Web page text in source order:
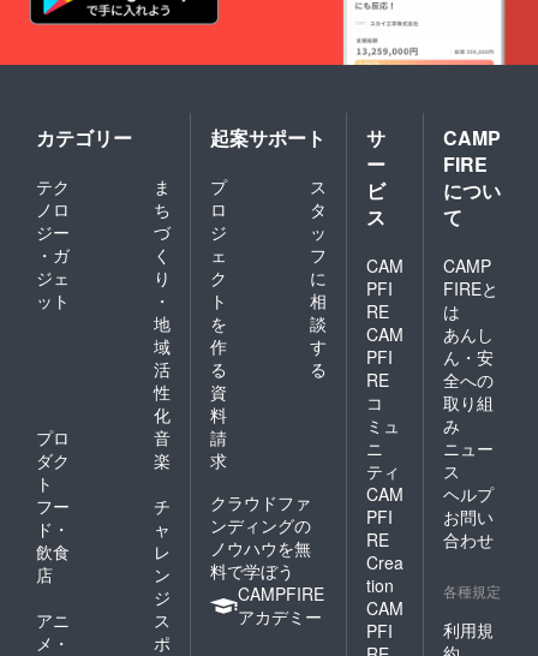
＊＊＊
＊＊＊
＊
カテゴリー
テク
ノロ
ジー
・ガ
ジェ
ット
ま
ち
づ
く
り
・
地
域
活
性
化
プロ
ダク
ト
音
楽
フー
ド・
飲食
店
チ
ャ
レ
ン
ジ
アニ
メ・
ス
ポ
起案サポート
プ
ロ
ジ
ェ
ク
ト
を
作
る
ス
タ
ッ
フ
に
相
談
す
る
資
料
請
求
クラウドファ
ンディングの
ノウハウを無
料で学ぼう
CAMPFIRE
アカデミー
サ
ー
ビ
ス
CAM
PFI
RE
CAM
PFI
RE
コ
ミュ
ニ
ティ
CAM
PFI
RE
Crea
tion
CAM
PFI
CAMP
FIRE
につい
て
CAMP
FIREと
は
あんし
ん・安
全への
取り組
み
ニュー
ス
ヘルプ
お問い
合わせ
各種規定
利用規